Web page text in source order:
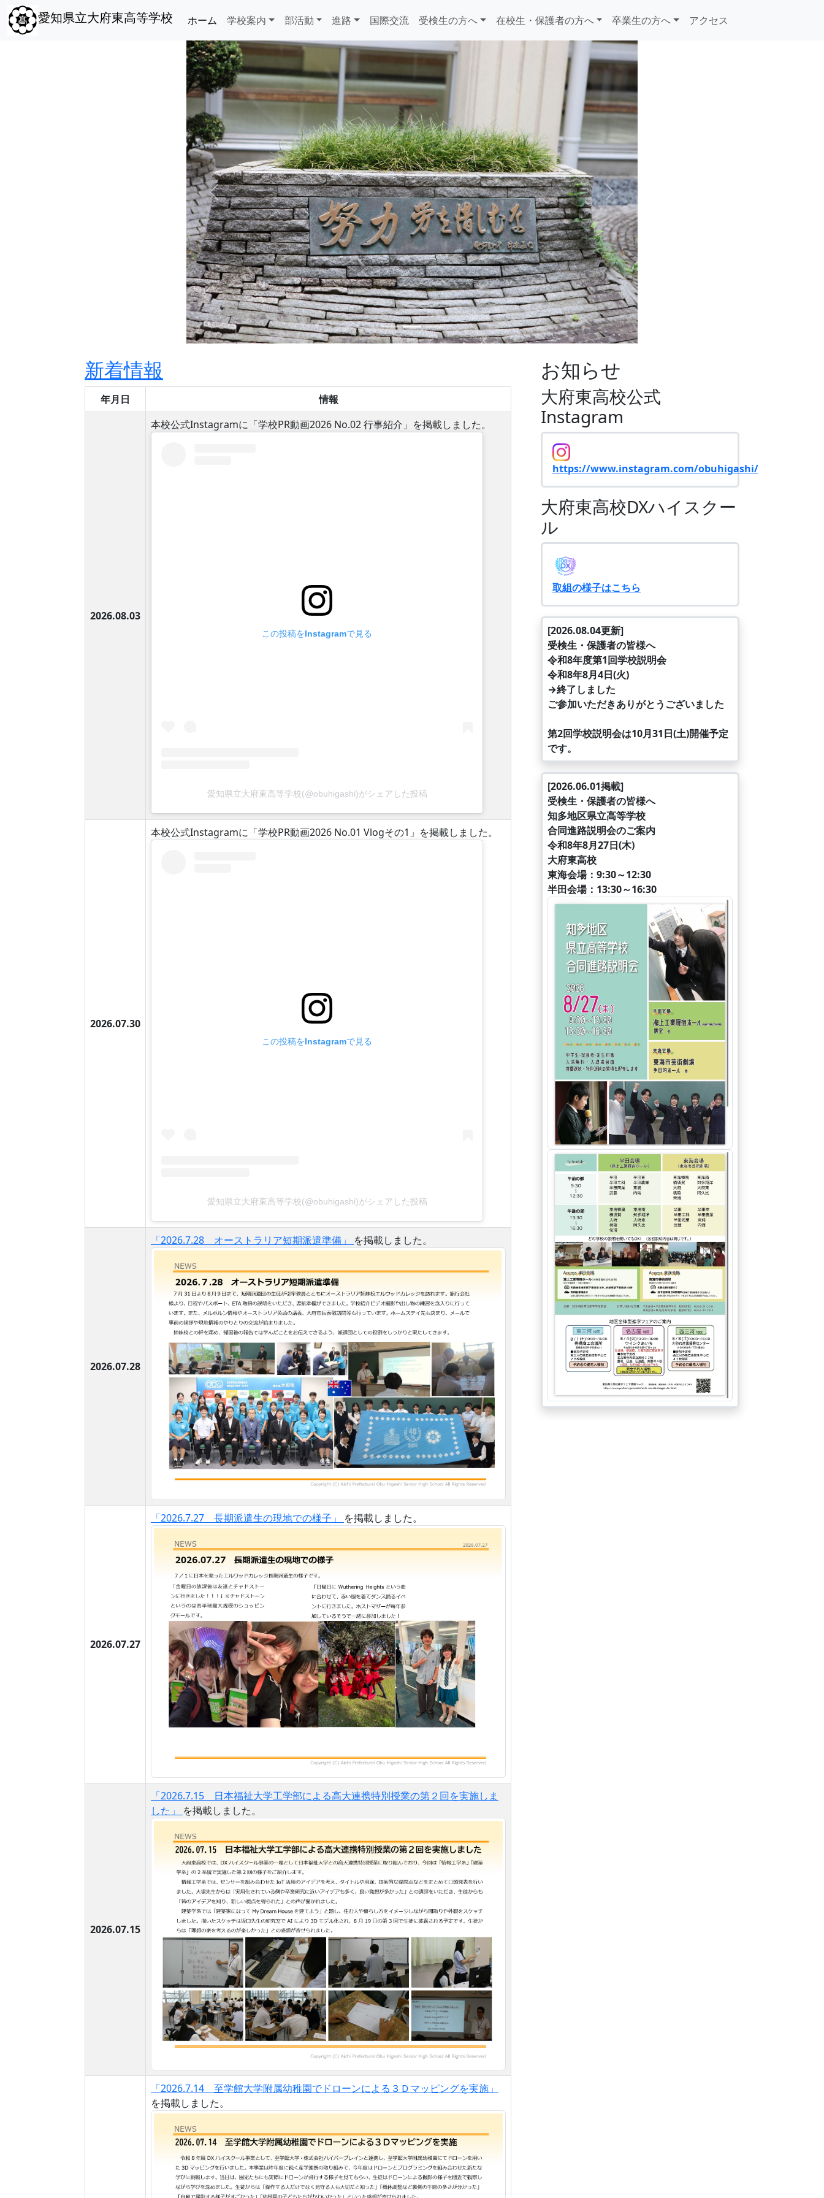
愛知県立大府東高等学校 ホーム 学校案内 部活動 進路 国際交流 受検生の方へ 在校生・保護者の方へ 卒業生の方へ アクセス
Previous Next
新着情報
年月日 情報
2026.08.03
本校公式Instagramに「学校PR動画2026 No.02 行事紹介」を掲載しました。
この投稿をInstagramで見る
愛知県立大府東高等学校(@obuhigashi)がシェアした投稿
2026.07.30
本校公式Instagramに「学校PR動画2026 No.01 Vlogその1」を掲載しました。
この投稿をInstagramで見る
愛知県立大府東高等学校(@obuhigashi)がシェアした投稿
2026.07.28
「2026.7.28 オーストラリア短期派遣準備」 を掲載しました。
2026.07.27
「2026.7.27 長期派遣生の現地での様子」 を掲載しました。
2026.07.15
「2026.7.15 日本福祉大学工学部による高大連携特別授業の第２回を実施しま
した」 を掲載しました。
「2026.7.14 至学館大学附属幼稚園でドローンによる３Ｄマッピングを実施」
を掲載しました。
お知らせ
大府東高校公式
Instagram
https://www.instagram.com/obuhigashi/
大府東高校DXハイスクー
ル
取組の様子はこちら
[2026.08.04更新]
受検生・保護者の皆様へ
令和8年度第1回学校説明会
令和8年8月4日(火)
→終了しました
ご参加いただきありがとうございました
第2回学校説明会は10月31日(土)開催予定
です。
[2026.06.01掲載]
受検生・保護者の皆様へ
知多地区県立高等学校
合同進路説明会のご案内
令和8年8月27日(木)
大府東高校
東海会場：9:30～12:30
半田会場：13:30～16:30